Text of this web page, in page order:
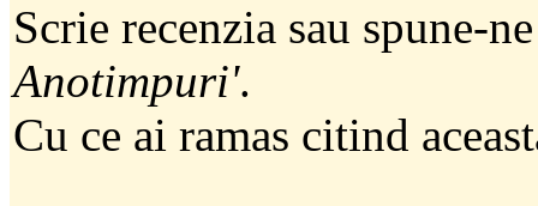
Scrie recenzia sau spune-
Anotimpuri'.
Cu ce ai ramas citind